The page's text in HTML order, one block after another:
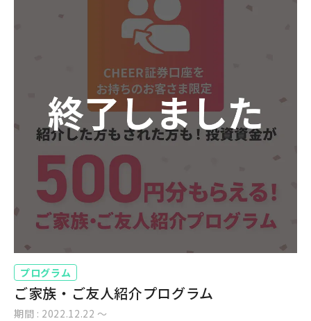
プログラム
ご家族・ご友人紹介プログラム
期間 : 2022.12.22 〜